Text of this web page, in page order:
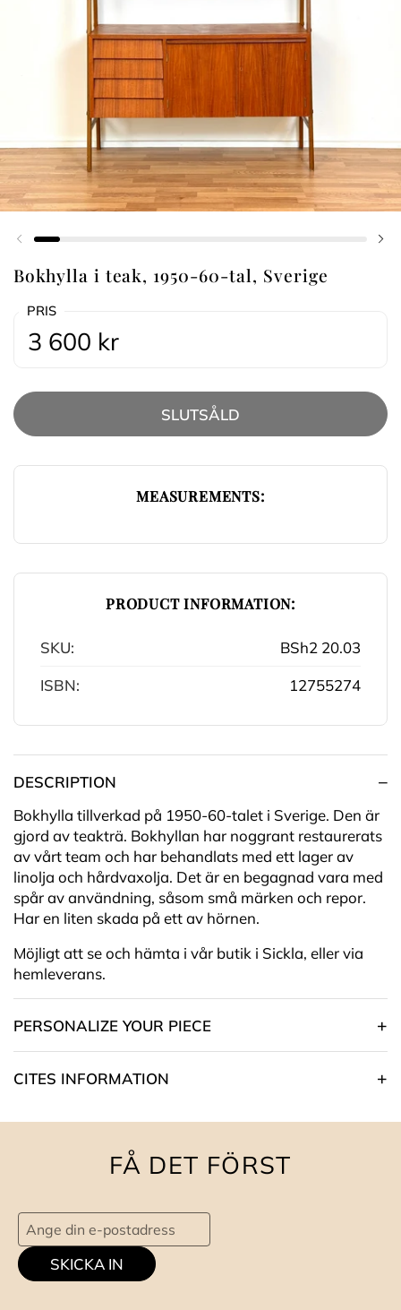
Föregående bild
Bokhylla i teak, 1950-60-tal, Sverige
PRIS
3 600 kr
SLUTSÅLD
MEASUREMENTS:
PRODUCT INFORMATION:
SKU:
BSh2 20.03
ISBN:
12755274
DESCRIPTION
Bokhylla tillverkad på 1950-60-talet i Sverige. Den är
gjord av teakträ. Bokhyllan har noggrant restaurerats
av vårt team och har behandlats med ett lager av
linolja och hårdvaxolja. Det är en begagnad vara med
spår av användning, såsom små märken och repor.
Har en liten skada på ett av hörnen.
Möjligt att se och hämta i vår butik i Sickla, eller via
hemleverans.
PERSONALIZE YOUR PIECE
CITES INFORMATION
FÅ DET FÖRST
SKICKA IN